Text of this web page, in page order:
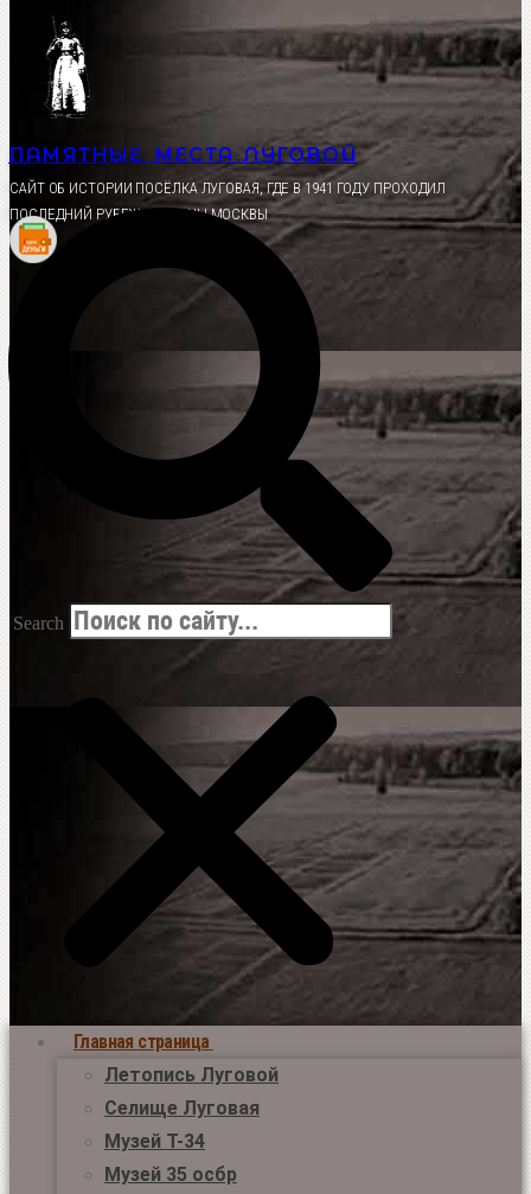
Перейти
содержимому
ПАМЯТНЫЕ МЕСТА ЛУГОВОЙ
CАЙТ ОБ ИСТОРИИ ПОСЁЛКА ЛУГОВАЯ, ГДЕ В 1941 ГОДУ ПРОХОДИЛ
ПОСЛЕДНИЙ РУБЕЖ ОБОРОНЫ МОСКВЫ
Search
Главная страница
Летопись Луговой
Селище Луговая
Музей Т-34
Музей 35 осбр